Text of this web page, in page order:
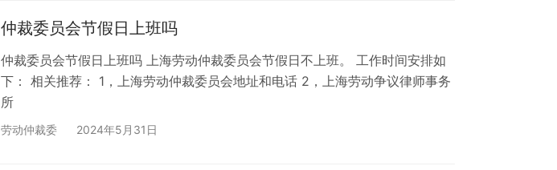
成没发的。 我想仲裁公司，我们想一起操作，请问律师我们该怎么申请仲裁呢，
仲裁委员会节假日上班吗
仲裁委员会节假日上班吗 上海劳动仲裁委员会节假日不上班。 工作时间安排如
下： 相关推荐： 1，上海劳动仲裁委员会地址和电话 2，上海劳动争议律师事务
所
劳动仲裁委 2024年5月31日